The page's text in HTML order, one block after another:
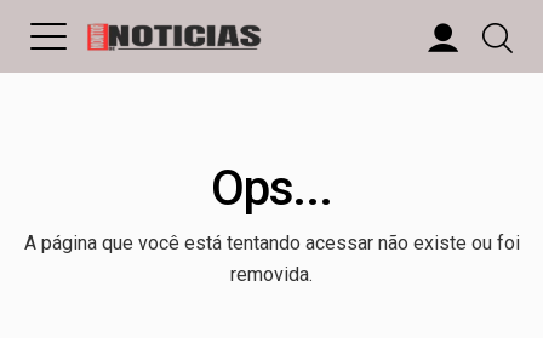
Ops...
A página que você está tentando acessar não existe ou foi
removida.